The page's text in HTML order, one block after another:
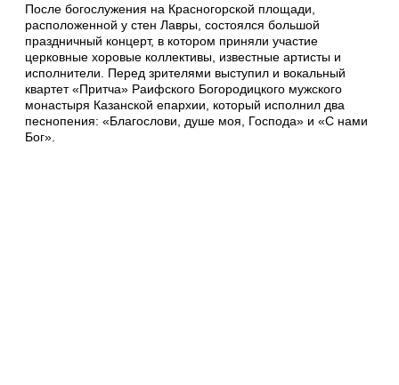
После богослужения на Красногорской площади,
расположенной у стен Лавры, состоялся большой
праздничный концерт, в котором приняли участие
церковные хоровые коллективы, известные артисты и
исполнители. Перед зрителями выступил и вокальный
квартет «Притча» Раифского Богородицкого мужского
монастыря Казанской епархии, который исполнил два
песнопения: «Благослови, душе моя, Господа» и «С нами
Бог».